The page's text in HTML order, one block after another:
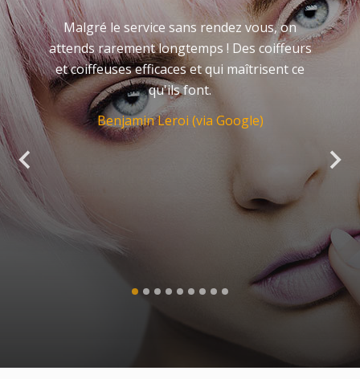
Malgré le service sans rendez vous, on
attends rarement longtemps ! Des coiffeurs
et coiffeuses efficaces et qui maîtrisent ce
qu'ils font.
Benjamin Leroi (via Google)